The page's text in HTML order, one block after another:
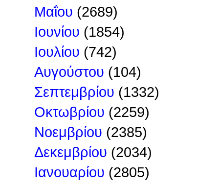
Μαΐου (2689)
Ιουνίου (1854)
Ιουλίου (742)
Αυγούστου (104)
Σεπτεμβρίου (1332)
Οκτωβρίου (2259)
Νοεμβρίου (2385)
Δεκεμβρίου (2034)
Ιανουαρίου (2805)